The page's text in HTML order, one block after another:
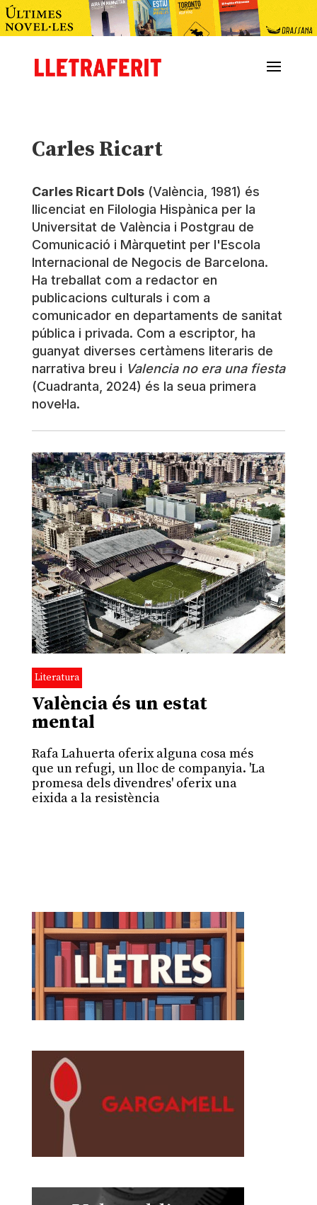
Carles Ricart
Carles Ricart Dols(València, 1981) és
llicenciat en Filologia Hispànica per la
Universitat de València i Postgrau de
Comunicació i Màrquetint per l'Escola
Internacional de Negocis de Barcelona.
Ha treballat com a redactor en
publicacions culturals i com a
comunicador en departaments de sanitat
pública i privada. Com a escriptor, ha
guanyat diverses certàmens literaris de
narrativa breu i Valencia no era una fiesta
(Cuadranta, 2024) és la seua primera
novel·la.
Literatura
València és un estat
mental
Rafa Lahuerta oferix alguna cosa més
que un refugi, un lloc de companyia. 'La
promesa dels divendres' oferix una
eixida a la resistència